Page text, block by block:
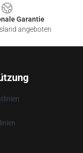
Garantie
angeboten